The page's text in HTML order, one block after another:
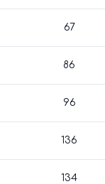
67
86
96
136
134